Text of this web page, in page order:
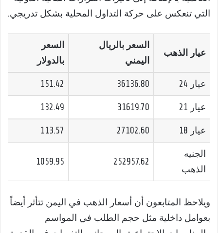
التي تنعكس على حركة التداول المحلية بشكل تدريجي.
عيار الذهب
السعر بالريال
اليمني
السعر
بالدولار
عيار 24 36136.80
151.42
عيار 21 31619.70
132.49
عيار 18 27102.60
113.57
الجنيه
الذهب
252957.62
1059.95
ويلاحظ المتابعون أن أسعار الذهب في اليمن تتأثر أيضاً
بعوامل داخلية مثل حجم الطلب في المواسم